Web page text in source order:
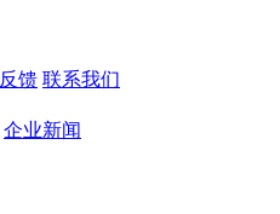
馈 联系我们
企业新闻